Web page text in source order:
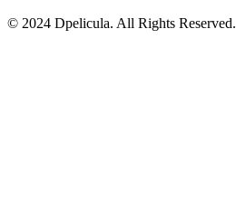
© 2024 Dpelicula. All Rights Reserved.